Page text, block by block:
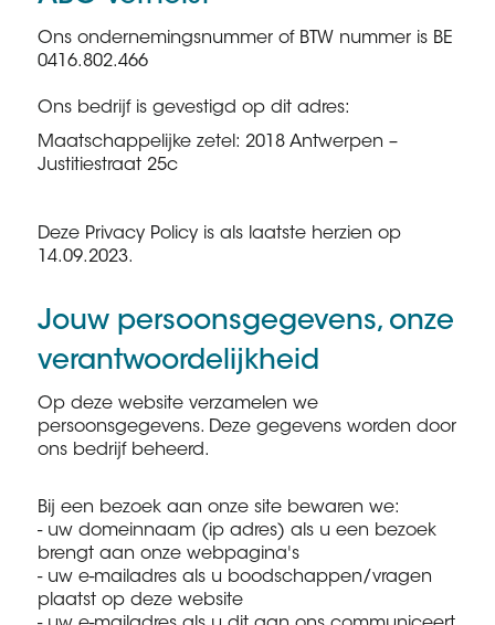
Ons ondernemingsnummer of BTW nummer is BE
0416.802.466
Ons bedrijf is gevestigd op dit adres:
Maatschappelijke zetel: 2018 Antwerpen –
Justitiestraat 25c
Deze Privacy Policy is als laatste herzien op
14.09.2023.
Jouw persoonsgegevens, onze
verantwoordelijkheid
Op deze website verzamelen we
persoonsgegevens. Deze gegevens worden door
ons bedrijf beheerd.
Bij een bezoek aan onze site bewaren we:
- uw domeinnaam (ip adres) als u een bezoek
brengt aan onze webpagina's
- uw e-mailadres als u boodschappen/vragen
plaatst op deze website